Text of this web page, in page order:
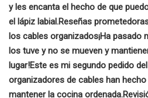
y les encanta el hecho de que
el lápiz labial.Reseñas
los cables organizados¡Ha pasado
los tuve y no se mueven y
lugar!Este es mi segundo pedido
organizadores de cables han
mantener la cocina ordenada.